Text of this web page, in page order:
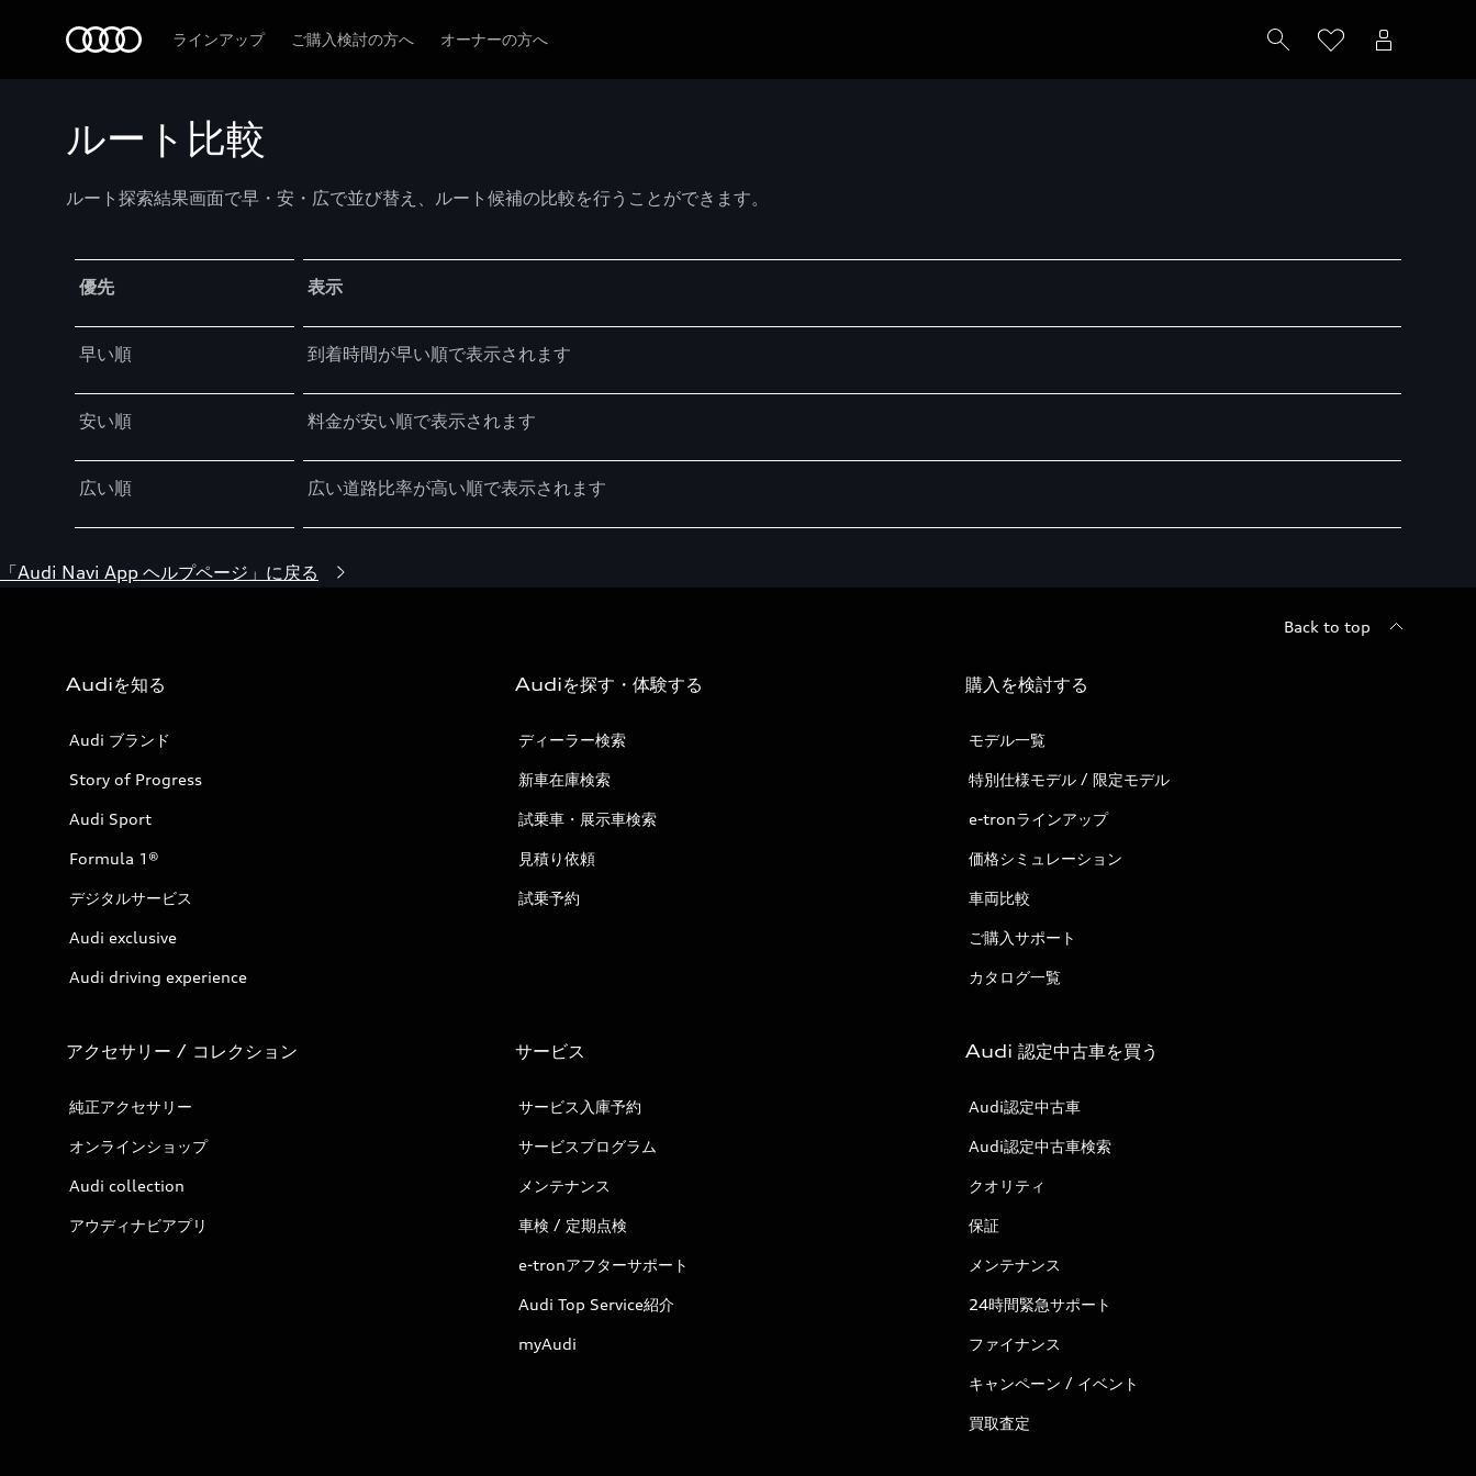
ラインアップ ご購入検討の方へ オーナーの方へ
ルート比較
ルート探索結果画面で早・安・広で並び替え、ルート候補の比較を行うことができます。
優先 表示
早い順 到着時間が早い順で表示されます
安い順 料金が安い順で表示されます
広い順 広い道路比率が高い順で表示されます
「Audi Navi App ヘルプページ」に戻る
Back to top
Audiを知る
Audi ブランド
Story of Progress
Audi Sport
Formula 1®
デジタルサービス
Audi exclusive
Audi driving experience
Audiを探す・体験する
ディーラー検索
新車在庫検索
試乗車・展示車検索
見積り依頼
試乗予約
購入を検討する
モデル一覧
特別仕様モデル / 限定モデル
e-tronラインアップ
価格シミュレーション
車両比較
ご購入サポート
カタログ一覧
アクセサリー / コレクション
純正アクセサリー
オンラインショップ
Audi collection
アウディナビアプリ
サービス
サービス入庫予約
サービスプログラム
メンテナンス
車検 / 定期点検
e-tronアフターサポート
Audi Top Service紹介
myAudi
Audi 認定中古車を買う
Audi認定中古車
Audi認定中古車検索
クオリティ
保証
メンテナンス
24時間緊急サポート
ファイナンス
キャンペーン / イベント
買取査定